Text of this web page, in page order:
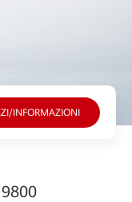
INFORMAZIONI